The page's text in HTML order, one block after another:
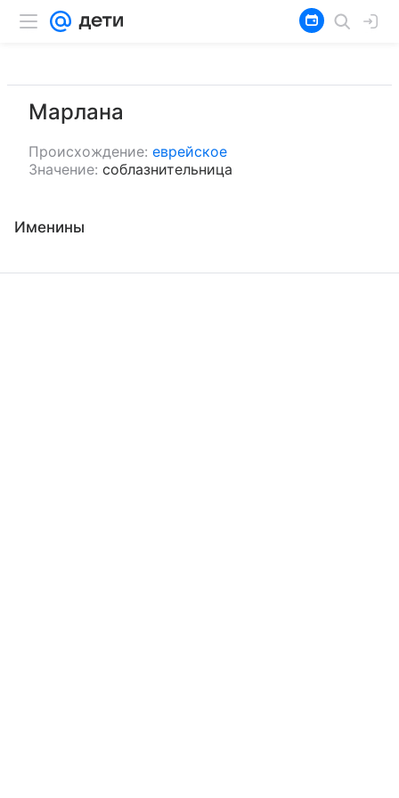
Марлана
Происхождение: еврейское
Значение: соблазнительница
Именины